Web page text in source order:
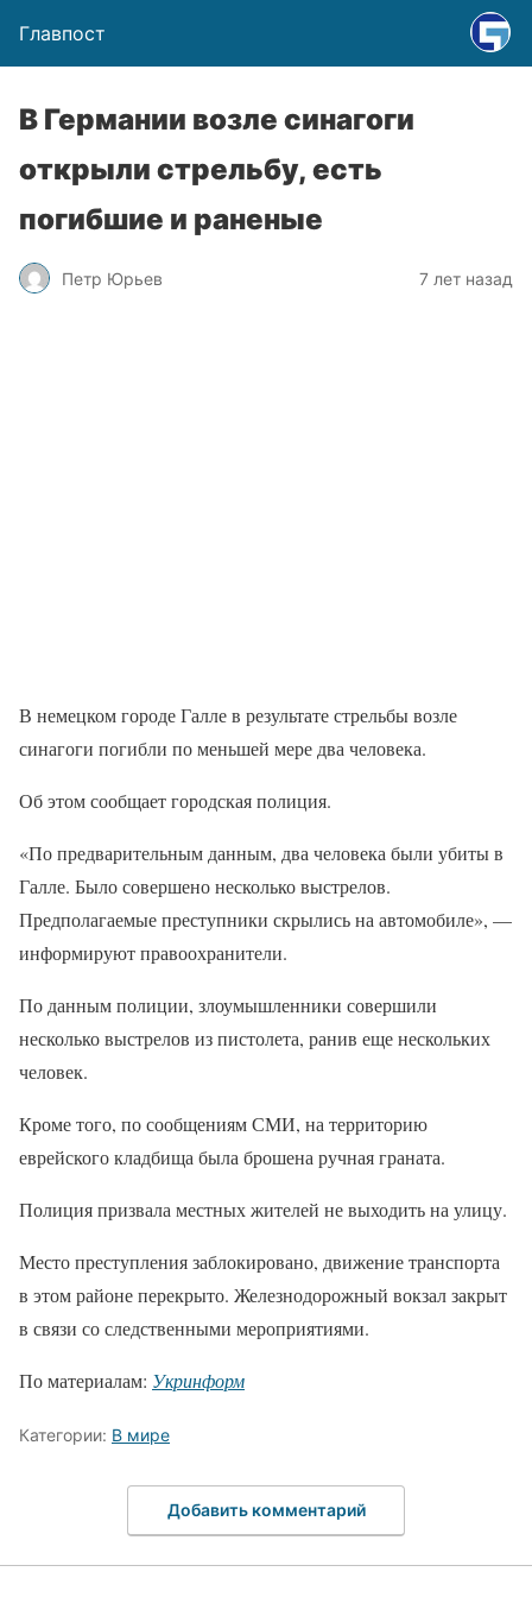
Главпост
В Германии возле синагоги
открыли стрельбу, есть
погибшие и раненые
Петр Юрьев 7 лет назад
В немецком городе Галле в результате стрельбы возле
синагоги погибли по меньшей мере два человека.
Об этом сообщает городская полиция.
«По предварительным данным, два человека были убиты в
Галле. Было совершено несколько выстрелов.
Предполагаемые преступники скрылись на автомобиле», —
информируют правоохранители.
По данным полиции, злоумышленники совершили
несколько выстрелов из пистолета, ранив еще нескольких
человек.
Кроме того, по сообщениям СМИ, на территорию
еврейского кладбища была брошена ручная граната.
Полиция призвала местных жителей не выходить на улицу.
Место преступления заблокировано, движение транспорта
в этом районе перекрыто. Железнодорожный вокзал закрыт
в связи со следственными мероприятиями.
По материалам: Укринформ
Категории: В мире
Добавить комментарий